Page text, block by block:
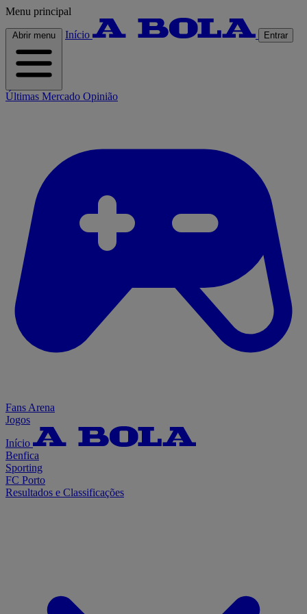
Menu principal
Abrir menu Início Entrar
Últimas Mercado Opinião
Fans Arena
Jogos
Início
Benfica
Sporting
FC Porto
Resultados e Classificações